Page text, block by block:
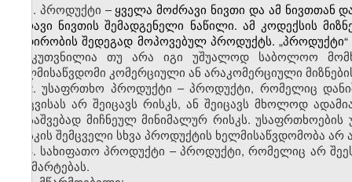
1. პროდუქტი – ყველა მოძრავი ნივთი და ამ ნივთთან
უძრავი ნივთის შემადგენელი ნაწილი. ამ კოდექსის
ნადირობის შედეგად მოპოვებულ პროდუქტს. „პროდუქტი“
განკუთვნილია თუ არა იგი უშუალოდ საბოლოო
ხელმისაწვდომი კომერციული ან არაკომერციული
2. უსაფრთხო პროდუქტი – პროდუქტი, რომელიც
დაცვისას არ შეიცავს რისკს, ან შეიცავს მხოლოდ
დასაშვებად მიჩნეულ მინიმალურ რისკს.
რისკის შემცველი სხვა პროდუქტის ხელმისაწვდომობა
3. სახიფათო პროდუქტი –პროდუქტი, რომელიც არ
განმარტებას.